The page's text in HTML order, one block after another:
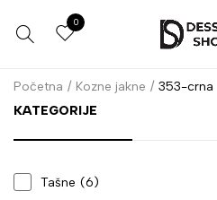
0
Početna / Kozne jakne / 353-crna
KATEGORIJE
Tašne (6)